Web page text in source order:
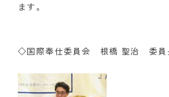
ます。
◇国際奉仕委員会 根橋 聖治 委員